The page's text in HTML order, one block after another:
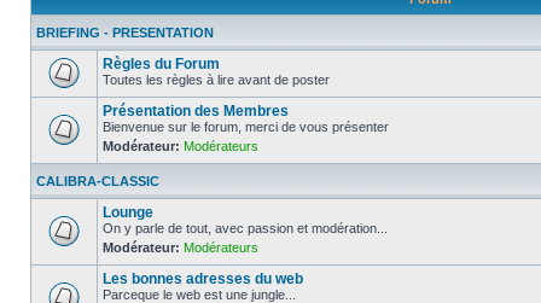
BRIEFING - PRESENTATION
Règles du Forum
Toutes les règles à lire avant de poster
Présentation des Membres
Bienvenue sur le forum, merci de vous présenter
Modérateur: Modérateurs
CALIBRA-CLASSIC
Lounge
On y parle de tout, avec passion et modération...
Modérateur: Modérateurs
Les bonnes adresses du web
Parceque le web est une jungle...